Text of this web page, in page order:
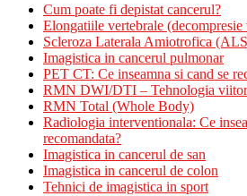
Cum poate fi depistat cancerul?
Elongatiile vertebrale (decompresie
Scleroza Laterala Amiotrofica
Imagistica in cancerul pulmonar
PET CT: Ce inseamna si cand se
RMN DWI/DTI – Tehnologia
RMN Total (Whole Body)
Radiologia interventionala: Ce
recomandata?
Imagistica in cancerul de san
Imagistica in cancerul de colon
Tehnici de imagistica in sport